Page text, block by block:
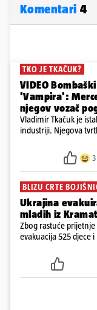
Komentari 4
TKO JE TKAČUK?
VIDEO
'Vampira':
njegov vozač
Vladimir Tkačuk je
industriji. Njegova
View) dronove iz
3
BLIZU CRTE
Ukrajina
mladih iz
Zbog rastuće
evakuacija 525 djece